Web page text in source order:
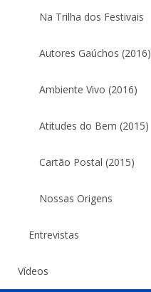
Na Trilha dos Festivais
Autores Gaúchos (2016)
Ambiente Vivo (2016)
Atitudes do Bem (2015)
Cartão Postal (2015)
Nossas Origens
Entrevistas
Vídeos